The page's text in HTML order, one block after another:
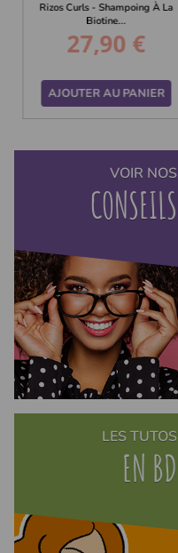
Rizos Curls - Shampoing À La
Biotine...
Prix
27,90 €
AJOUTER AU PANIER
VOIR NOS
CONSEILS
LES TUTOS
EN BD